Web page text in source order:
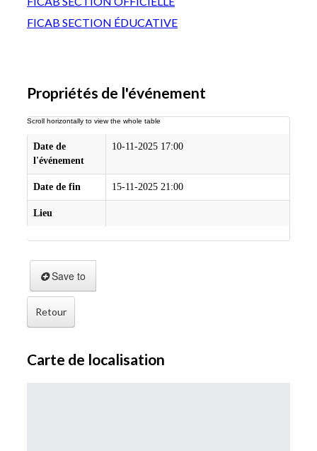
FICAB SECTION ÉDUCATIVE
Propriétés de l'événement
Date de
l'événement
10-11-2025 17:00
Date de fin 15-11-2025 21:00
Lieu
Save to
Retour
Carte de localisation